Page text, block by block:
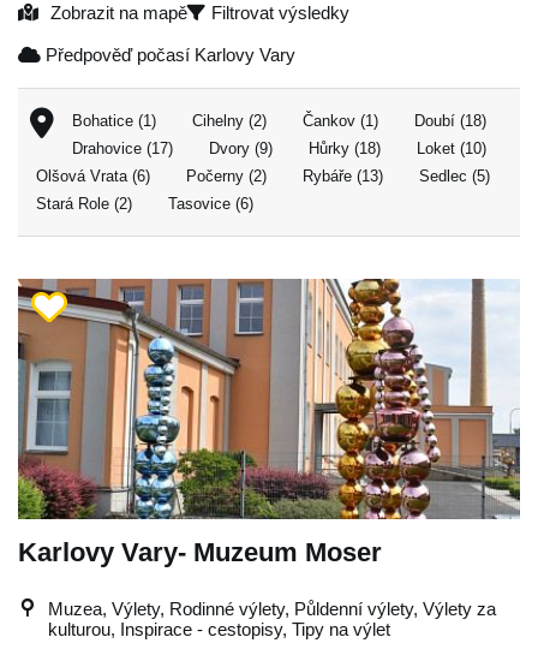
Zobrazit na mapě Filtrovat výsledky
Předpověď počasí Karlovy Vary
Bohatice (1) Cihelny (2) Čankov (1)
Doubí (18)
Drahovice (17)
Dvory (9) Hůrky (18)
Loket (10)
Olšová Vrata (6)
Počerny (2) Rybáře (13)
Sedlec (5)
Stará Role (2)
Tasovice (6)
Karlovy Vary- Muzeum Moser
Muzea, Výlety, Rodinné výlety, Půldenní výlety, Výlety za
kulturou, Inspirace - cestopisy, Tipy na výlet